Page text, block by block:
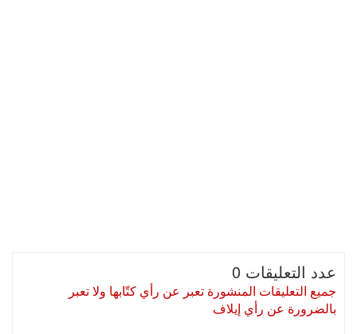
عدد التعليقات 0
جميع التعليقات المنشورة تعبر عن رأي كتّابها ولا تعبر
بالضرورة عن رأي إيلاف